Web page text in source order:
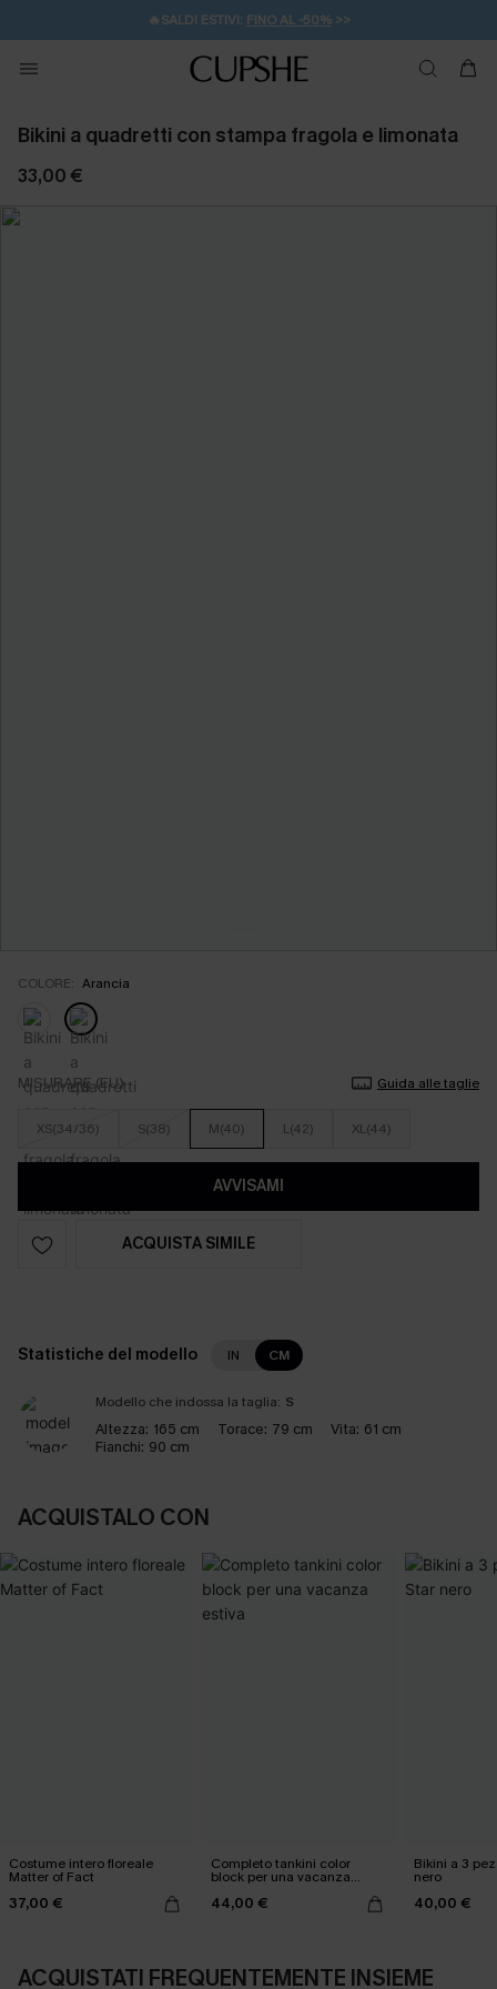
🔥SALDI ESTIVI: FINO AL -50%>>
🚚SPEDIZIONE GRATUITA DA 49€
💌REGALO PER I NUOVI: 20% DI SCONTO*
Bikini a quadretti con stampa fragola e limonata
33,00 €
COLORE: Arancia
MISURARE (EU) Guida alle taglie
XS(34/36) S(38) M(40) L(42) XL(44)
AVVISAMI
ACQUISTA SIMILE
Statistiche del modello IN CM
Modello che indossa la taglia: S
Altezza: 165 cm Torace: 79 cm Vita: 61 cm
Fianchi: 90 cm
ACQUISTALO CON
Costume intero floreale
Matter of Fact
37,00 €
Completo tankini color
block per una vacanza
44,00 €
Bikini a 3
nero
40,00 €
ACQUISTATI FREQUENTEMENTE INSIEME